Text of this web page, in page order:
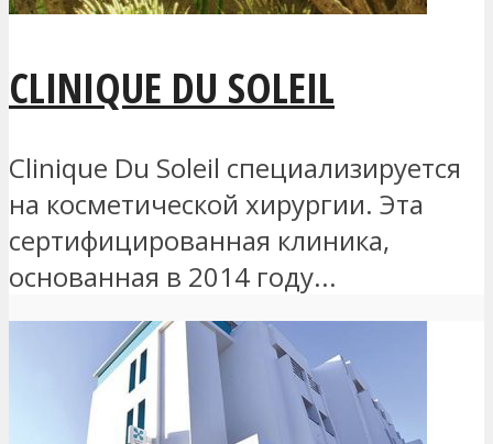
CLINIQUE DU SOLEIL
Clinique Du Soleil специализируется
на косметической хирургии. Эта
сертифицированная клиника,
основанная в 2014 году...